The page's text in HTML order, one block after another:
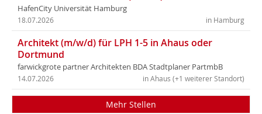
HafenCity Universität Hamburg
in Hamburg
18.07.2026
Architekt (m/w/d) für LPH 1-5 in Ahaus oder
Dortmund
farwickgrote partner Architekten BDA Stadtplaner PartmbB
in Ahaus (+1 weiterer Standort)
14.07.2026
Mehr Stellen